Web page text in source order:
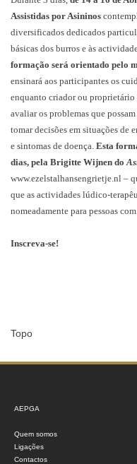
Assistidas por Asininos
diversificados dedicados
básicas dos burros e às
formação será orientado pelo
ensinará aos participantes os
enquanto criador ou
avaliar os problemas que
tomar decisões em situações de
e sintomas de doença. Esta
dias, pela Brigitte Wijnen do
www.ezelstalhansengrietje.nl –
que as actividades lúdico-
nomeadamente para pessoas
Inscreva-se!
Topo
AEPGA
Quem somos
Ligações
Contactos